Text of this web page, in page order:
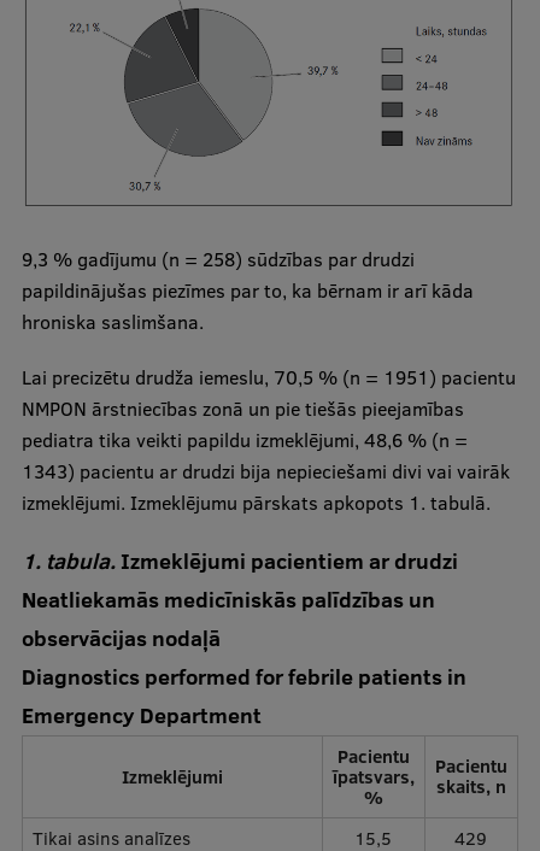
9,3 % gadījumu (n = 258) sūdzības par drudzi
papildinājušas piezīmes par to, ka bērnam ir arī kāda
hroniska saslimšana.
Lai precizētu drudža iemeslu, 70,5 % (n = 1951) pacientu
NMPON ārstniecības zonā un pie tiešās pieejamības
pediatra tika veikti papildu izmeklējumi, 48,6 % (n =
1343) pacientu ar drudzi bija nepieciešami divi vai vairāk
izmeklējumi. Izmeklējumu pārskats apkopots 1. tabulā.
1. tabula.Izmeklējumi pacientiem ar drudzi
Neatliekamās medicīniskās palīdzības un
observācijas nodaļā
Diagnostics performed for febrile patients in
Emergency Department
Izmeklējumi
Pacientu
īpatsvars,
%
Pacientu
skaits, n
Tikai asins analīzes 15,5
429